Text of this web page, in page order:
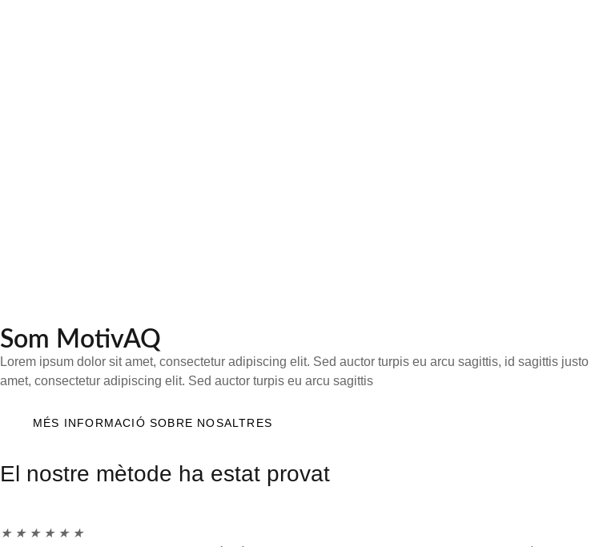
Som MotivAQ
Lorem ipsum dolor sit amet, consectetur adipiscing elit. Sed auctor turpis eu arcu sagittis, id sagittis
amet, consectetur adipiscing elit. Sed auctor turpis eu arcu sagittis
MÉS INFORMACIÓ SOBRE NOSALTRES
El nostre mètode ha estat provat
★ ★ ★ ★ ★ ★